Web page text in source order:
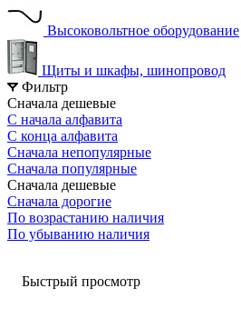
Высоковольтное оборудование
Щиты и шкафы, шинопровод
Фильтр
Сначала дешевые
С начала алфавита
С конца алфавита
Сначала непопулярные
Сначала популярные
Сначала дешевые
Сначала дорогие
По возрастанию наличия
По убыванию наличия
Быстрый просмотр